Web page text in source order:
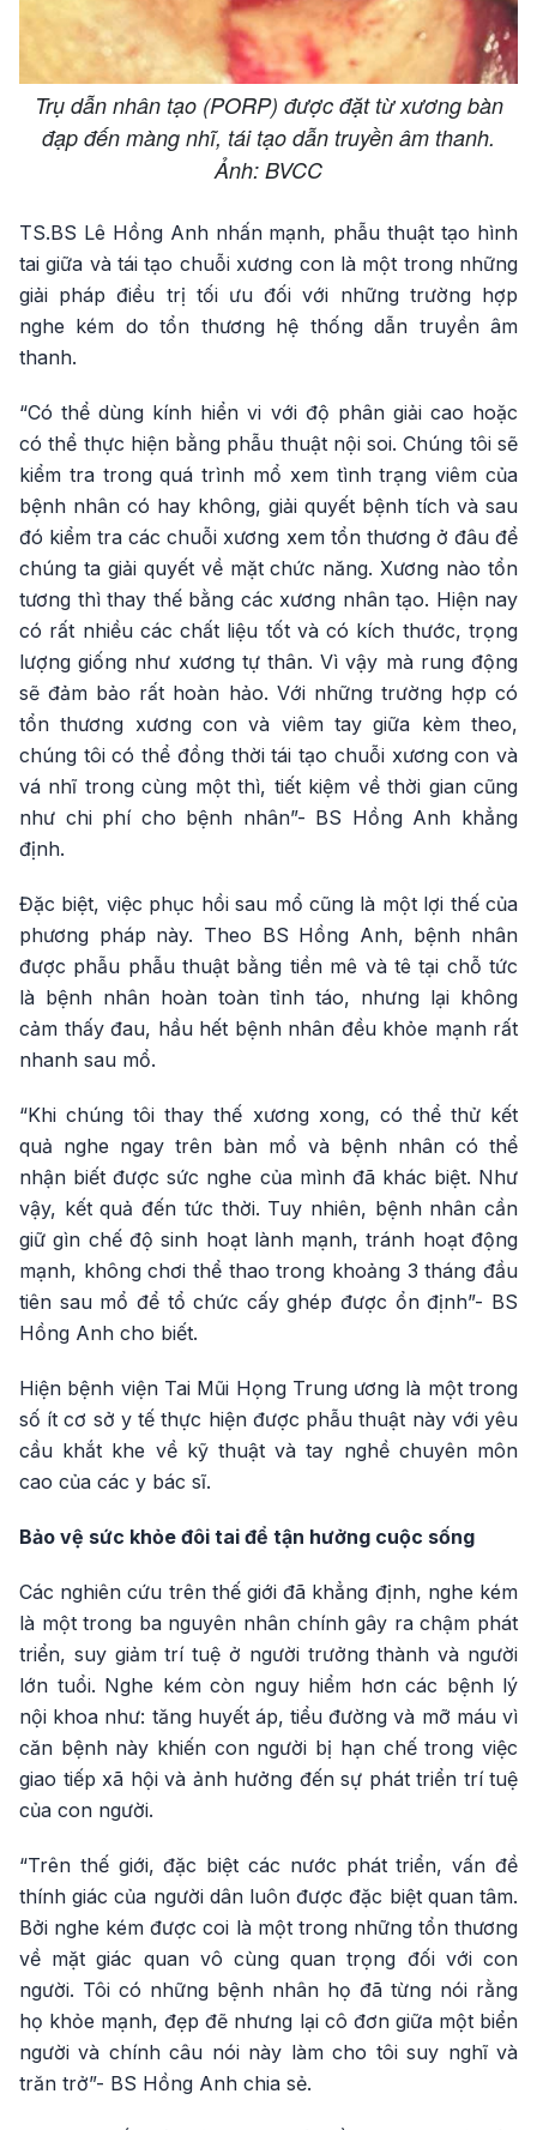
Trụ dẫn nhân tạo (PORP) được đặt từ xương bàn
đạp đến màng nhĩ, tái tạo dẫn truyền âm thanh.
Ảnh: BVCC
TS.BS Lê Hồng Anh nhấn mạnh, phẫu thuật tạo hình
tai giữa và tái tạo chuỗi xương con là một trong những
giải pháp điều trị tối ưu đối với những trường hợp
nghe kém do tổn thương hệ thống dẫn truyền âm
thanh.
“Có thể dùng kính hiển vi với độ phân giải cao hoặc
có thể thực hiện bằng phẫu thuật nội soi. Chúng tôi sẽ
kiểm tra trong quá trình mổ xem tình trạng viêm của
bệnh nhân có hay không, giải quyết bệnh tích và sau
đó kiểm tra các chuỗi xương xem tổn thương ở đâu để
chúng ta giải quyết về mặt chức năng. Xương nào tổn
tương thì thay thế bằng các xương nhân tạo. Hiện nay
có rất nhiều các chất liệu tốt và có kích thước, trọng
lượng giống như xương tự thân. Vì vậy mà rung động
sẽ đảm bảo rất hoàn hảo. Với những trường hợp có
tổn thương xương con và viêm tay giữa kèm theo,
chúng tôi có thể đồng thời tái tạo chuỗi xương con và
vá nhĩ trong cùng một thì, tiết kiệm về thời gian cũng
như chi phí cho bệnh nhân”- BS Hồng Anh khẳng
định.
Đặc biệt, việc phục hồi sau mổ cũng là một lợi thế của
phương pháp này. Theo BS Hồng Anh, bệnh nhân
được phẫu phẫu thuật bằng tiền mê và tê tại chỗ tức
là bệnh nhân hoàn toàn tỉnh táo, nhưng lại không
cảm thấy đau, hầu hết bệnh nhân đều khỏe mạnh rất
nhanh sau mổ.
“Khi chúng tôi thay thế xương xong, có thể thử kết
quả nghe ngay trên bàn mổ và bệnh nhân có thể
nhận biết được sức nghe của mình đã khác biệt. Như
vậy, kết quả đến tức thời. Tuy nhiên, bệnh nhân cần
giữ gìn chế độ sinh hoạt lành mạnh, tránh hoạt động
mạnh, không chơi thể thao trong khoảng 3 tháng đầu
tiên sau mổ để tổ chức cấy ghép được ổn định”- BS
Hồng Anh cho biết.
Hiện bệnh viện Tai Mũi Họng Trung ương là một trong
số ít cơ sở y tế thực hiện được phẫu thuật này với yêu
cầu khắt khe về kỹ thuật và tay nghề chuyên môn
cao của các y bác sĩ.
Bảo vệ sức khỏe đôi tai để tận hưởng cuộc sống
Các nghiên cứu trên thế giới đã khẳng định, nghe kém
là một trong ba nguyên nhân chính gây ra chậm phát
triển, suy giảm trí tuệ ở người trưởng thành và người
lớn tuổi. Nghe kém còn nguy hiểm hơn các bệnh lý
nội khoa như: tăng huyết áp, tiểu đường và mỡ máu vì
căn bệnh này khiến con người bị hạn chế trong việc
giao tiếp xã hội và ảnh hưởng đến sự phát triển trí tuệ
của con người.
“Trên thế giới, đặc biệt các nước phát triển, vấn đề
thính giác của người dân luôn được đặc biệt quan tâm.
Bởi nghe kém được coi là một trong những tổn thương
về mặt giác quan vô cùng quan trọng đối với con
người. Tôi có những bệnh nhân họ đã từng nói rằng
họ khỏe mạnh, đẹp đẽ nhưng lại cô đơn giữa một biển
người và chính câu nói này làm cho tôi suy nghĩ và
trăn trở”- BS Hồng Anh chia sẻ.